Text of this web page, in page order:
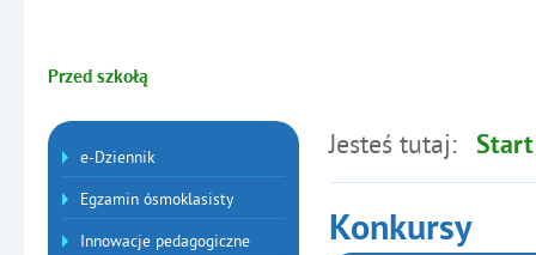
Przed szkołą
Menu dodatkowe
e-Dziennik
Egzamin ósmoklasisty
Innowacje pedagogiczne
Jesteś tutaj: Start
Konkursy